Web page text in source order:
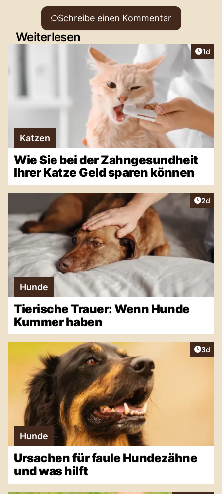
Schreibe einen Kommentar
Weiterlesen
1d
Katzen
Wie Sie bei der Zahngesundheit
Ihrer Katze Geld sparen können
2d
Hunde
Tierische Trauer: Wenn Hunde
Kummer haben
3d
Hunde
Ursachen für faule Hundezähne
und was hilft